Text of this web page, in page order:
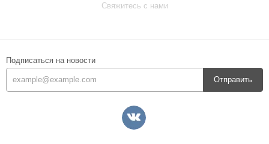
Свяжитесь с нами
Подписаться на новости
Отправить